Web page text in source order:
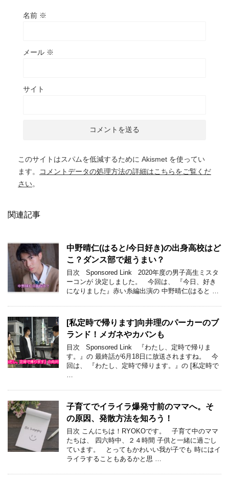
名前 ※
メール ※
サイト
このサイトはスパムを低減するために Akismet を使ってい
ます。
コメントデータの処理方法の詳細はこちらをご覧くだ
さい。
関連記事
中野晴仁(はると/今日好き)の出身高校はど
こ？ダンス部で超うまい？
目次 Sponsored Link 2020年度の男子高生ミスタ
ーコンが 決定しました。 今回は、 『今日、好き
になりました』赤い糸編出演の 中野晴仁(はると …
[私定時で帰ります]向井理のパーカーのブ
ランド！メガネやカバンも
目次 Sponsored Link 『わたし、定時で帰りま
す。』の 最終話が6月18日に放送されますね。 今
回は、 『わたし、定時で帰ります。』の [私定時で
…
子育てでイライラ爆発寸前のママへ。そ
の原因、発散方法を知ろう！
目次 こんにちは！RYOKOです。 子育て中のママ
たちは、 四六時中、２４時間 子供と一緒に過ごし
ています。 とってもかわいい我が子でも 時にはイ
ライラすることもあるかと思 …